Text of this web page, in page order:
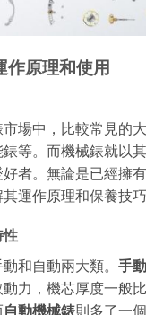
作原理和使用
場中，比較常見的
等。而機械錶就以
者。無論是已經擁
運作原理和保養技巧
性
和自動兩大類。 手
力，機芯厚度一般
自動機械錶則多了一